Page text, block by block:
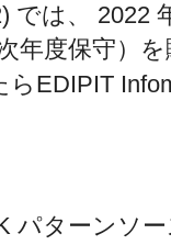
では、 2022
年度保守）
EDIPIT
パターンソ